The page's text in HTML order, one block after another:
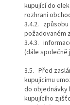
kupující do
rozhraní
3.4.2. způsobu
požadovaném
3.4.3.
(dále společně
3.5. Před
kupujícímu
do objednávky
kupujícího